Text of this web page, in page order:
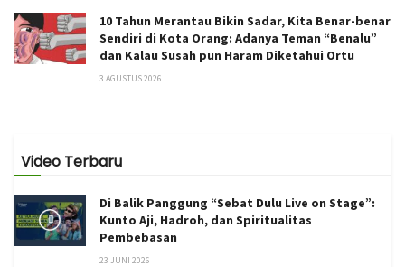
10 Tahun Merantau Bikin Sadar, Kita Benar-benar
Sendiri di Kota Orang: Adanya Teman “Benalu”
dan Kalau Susah pun Haram Diketahui Ortu
3 AGUSTUS 2026
Video Terbaru
Di Balik Panggung “Sebat Dulu Live on Stage”:
Kunto Aji, Hadroh, dan Spiritualitas
Pembebasan
23 JUNI 2026